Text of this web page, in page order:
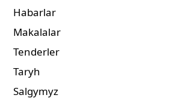
Habarlar
Makalalar
Tenderler
Taryh
Salgymyz